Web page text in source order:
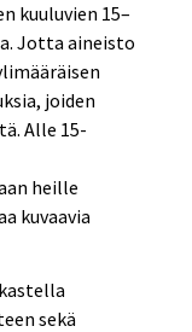
kuuluvien 15–
Jotta aineisto
joiden
Alle 15-
heille
kuvaavia
sekä